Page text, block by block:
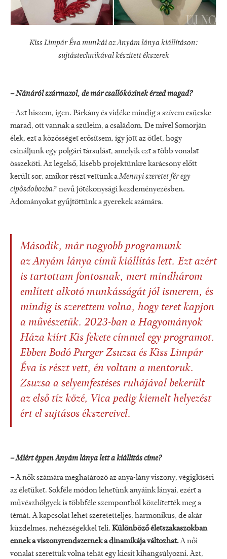
Kiss Limpár Éva munkái az Anyám lánya kiállításon:
sujtástechnikával készített ékszerek
– Nánáról származol, de már csallóközinek érzed magad?
– Azt hiszem, igen. Párkány és vidéke mindig a szívem csücske
marad, ott vannak a szüleim, a családom. De mivel Somorján
élek, ezt a közösséget erősítsem, így jött az ötlet, hogy
csináljunk egy polgári társulást, amelyik ezt a több vonalat
összeköti. Az legelső, kisebb projektünkre karácsony előtt
került sor, amikor részt vettünk aMennyi szeretet fér egy
cipősdobozba? nevű jótékonysági kezdeményezésben.
Adományokat gyűjtöttünk a gyerekek számára.
Második, már nagyobb programunk
azAnyám lánya című kiállítás lett. Ezt azért
is tartottam fontosnak, mert mindhárom
említett alkotó munkásságát jól ismerem, és
mindig is szerettem volna, hogy teret kapjon
a művészetük. 2023-ban a Hagyományok
Háza kiírtKis fekete címmel egy programot.
Ebben Bodó Purger Zsuzsa és Kiss Limpár
Éva is részt vett, én voltam a mentoruk.
Zsuzsa a selyemfestéses ruhájával bekerült
az első tíz közé, Vica pedig kiemelt helyezést
ért el sujtásos ékszereivel.
– Miért éppen Anyám lánya lett a kiállítás címe?
– A nők számára meghatározó az anya-lány viszony, végigkíséri
az életüket. Sokféle módon lehetünk anyáink lányai, ezért a
művészhölgyek is többféle szempontból közelítették meg a
témát. A kapcsolat lehet szeretetteljes, harmonikus, de akár
küzdelmes, nehézségekkel teli. Különböző életszakaszokban
ennek a viszonyrendszernek a dinamikája változhat.A női
vonalat szerettük volna tehát egy kicsit kihangsúlyozni. Azt,